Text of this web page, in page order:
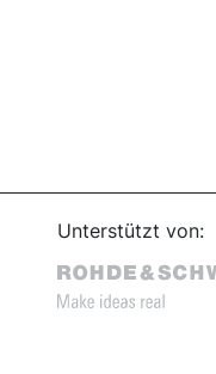
Unterstützt von: